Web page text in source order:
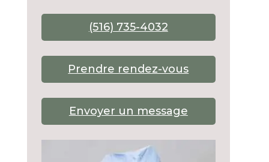
(516) 735-4032
Prendre rendez-vous
Envoyer un message